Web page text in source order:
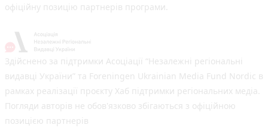
офіційну позицію партнерів програми.
Здійснено за підтримки Асоціації “Незалежні регіональні
видавці України” та Foreningen Ukrainian Media Fund Nordic в
рамках реалізації проєкту Хаб підтримки регіональних медіа.
Погляди авторів не обов'язково збігаються з офіційною
позицією партнерів